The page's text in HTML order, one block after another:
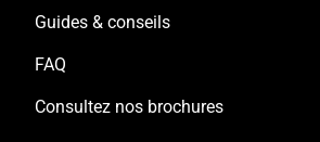
Guides & conseils
FAQ
Consultez nos brochures